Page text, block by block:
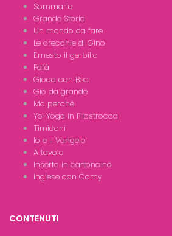
Sommario
Grande Storia
Un mondo da fare
Le orecchie di Gino
Ernesto il gerbillo
Fafà
Gioca con Bea
Giò da grande
Ma perchè
Yo-Yoga in Filastrocca
Timidoni
Io e il Vangelo
A tavola
Inserto in cartoncino
Inglese con Camy
CONTENUTI